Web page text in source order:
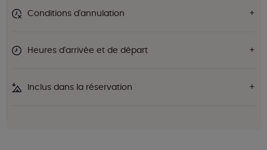
Conditions d'annulation
Heures d'arrivée et de départ
Inclus dans la réservation